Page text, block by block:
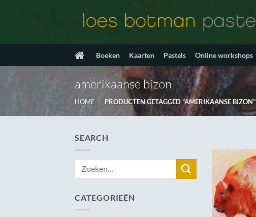
Boeken Kaarten Pastels Online workshops
amerikaanse bizon
HOME / PRODUCTEN GETAGGED “AMERIKAANSE BIZON”
SEARCH
Zoeken
CATEGORIEËN